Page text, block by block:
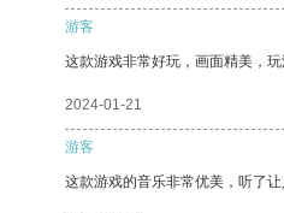
游客
这款游戏非常好玩，画面精美，玩
2024-01-21
游客
这款游戏的音乐非常优美，听了让